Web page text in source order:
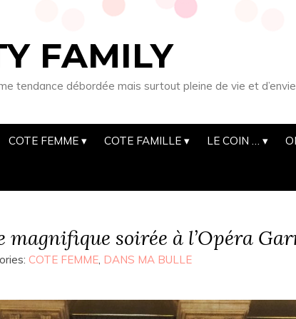
FAMILY
tendance débordée mais surtout pleine de vie et
COTE FEMME COTE FAMILLE LE COIN …
magnifique soirée à l’Opéra
COTE FEMME, DANS MA BULLE